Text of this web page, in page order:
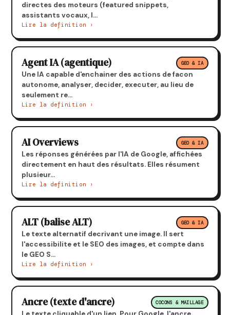
directes des moteurs (featured snippets,
assistants vocaux, I...
Lire la definition ›
Agent IA (agentique) GEO & IA
Une IA capable d'enchainer des actions de facon
autonome, analyser, decider, executer, au lieu de
seulement re...
Lire la definition ›
AI Overviews GEO & IA
Les réponses générées par l'IA de Google, affichées
directement en haut des résultats. Elles résument
plusieur...
Lire la definition ›
ALT (balise ALT) GEO & IA
Le texte alternatif decrivant une image. Il sert
l'accessibilite et le SEO des images, et compte dans
le GEO S...
Lire la definition ›
Ancre (texte d'ancre) COCONS & MAILLAGE